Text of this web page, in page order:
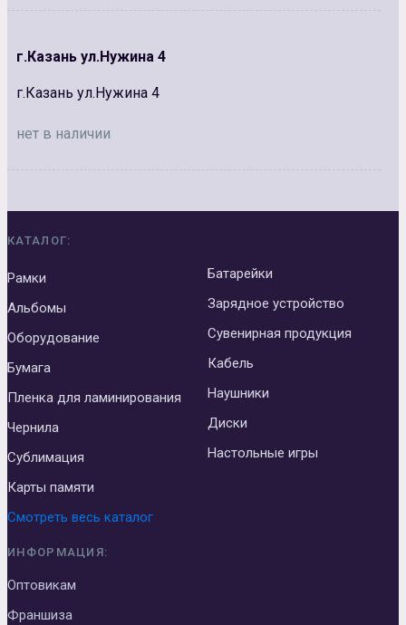
г.Казань ул.Нужина 4
г.Казань ул.Нужина 4
нет в наличии
КАТАЛОГ:
Рамки
Альбомы
Оборудование
Бумага
Пленка для ламинирования
Чернила
Сублимация
Карты памяти
Батарейки
Зарядное устройство
Сувенирная продукция
Кабель
Наушники
Диски
Настольные игры
Смотреть весь каталог
ИНФОРМАЦИЯ:
Оптовикам
Франшиза